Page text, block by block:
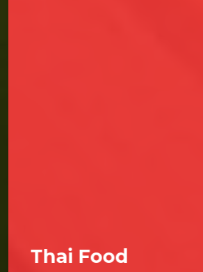
Barbeque